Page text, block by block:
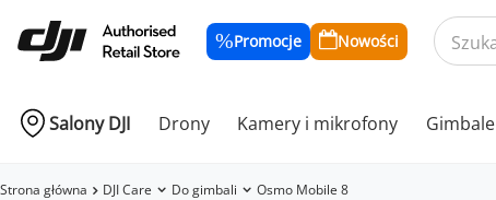
Promocje Nowości
Salony DJI Drony Kamery i mikrofony Gimbale
Strona główna DJI Care Do gimbali Osmo Mobile 8